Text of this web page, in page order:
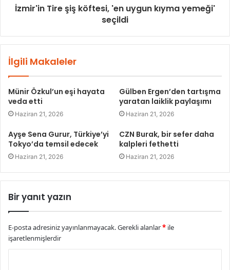
İzmir'in Tire şiş köftesi, 'en uygun kıyma yemeği'
seçildi
İlgili Makaleler
Münir Özkul’un eşi hayata
veda etti
Haziran 21, 2026
Gülben Ergen’den tartışma
yaratan laiklik paylaşımı
Haziran 21, 2026
Ayşe Sena Gurur, Türkiye’yi
Tokyo’da temsil edecek
Haziran 21, 2026
CZN Burak, bir sefer daha
kalpleri fethetti
Haziran 21, 2026
Bir yanıt yazın
E-posta adresiniz yayınlanmayacak.Gerekli alanlar* ile
işaretlenmişlerdir